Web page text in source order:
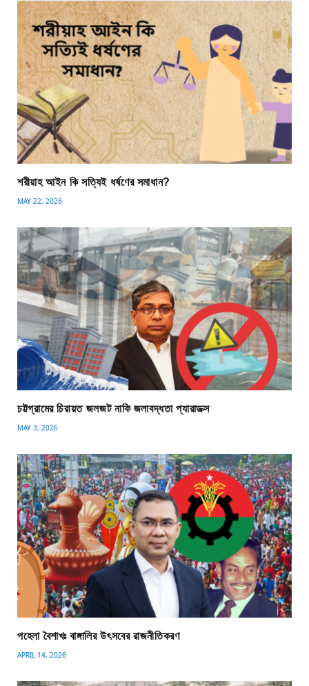
শরীয়াহ আইন কি সত্যিই ধর্ষণের সমাধান?
MAY 22, 2026
চট্টগ্রামের চিরায়ত জলজট নাকি জলাবদ্ধতা প্যারাডক্স
MAY 3, 2026
পহেলা বৈশাখঃ বাঙ্গালির উৎসবের রাজনীতিকরণ
APRIL 14, 2026